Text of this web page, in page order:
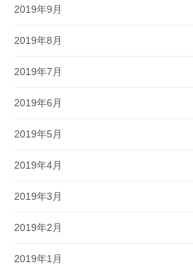
2019年9月
2019年8月
2019年7月
2019年6月
2019年5月
2019年4月
2019年3月
2019年2月
2019年1月